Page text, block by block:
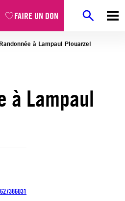
FAIRE UN DON
Randonnée à Lampaul Plouarzel
à Lampaul